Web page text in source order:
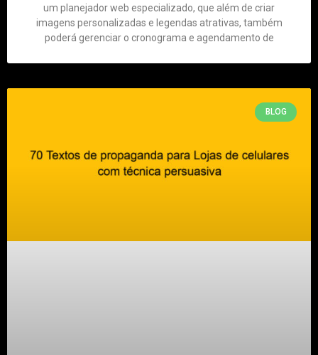
um planejador web especializado, que além de criar
imagens personalizadas e legendas atrativas, também
poderá gerenciar o cronograma e agendamento de
BLOG